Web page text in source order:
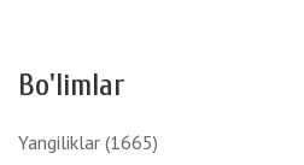
Bo'limlar
Yangiliklar (1665)